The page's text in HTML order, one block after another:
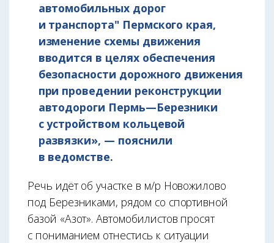
автомобильных дорог
и транспорта" Пермского края,
изменение схемы движения
вводится в целях обеспечения
безопасности дорожного движения
при проведении реконструкции
автодороги Пермь—Березники
с устройством кольцевой
развязки», — пояснили
в ведомстве.
Речь идёт об участке в м/р Новожилово
под Березниками, рядом со спортивной
базой «Азот». Автомобилистов просят
с пониманием отнестись к ситуации